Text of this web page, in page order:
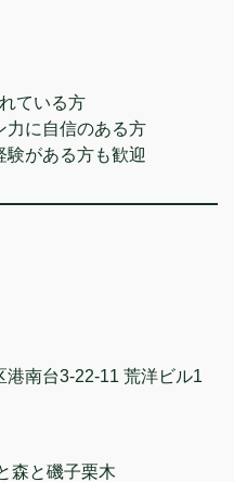
ている方
力に自信のある方
験がある方も歓迎
南台3-22-11 荒洋ビル1
森と磯子栗木